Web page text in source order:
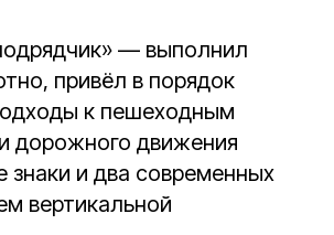
— выполнил
привёл в порядок
к пешеходным
дорожного движения
и два современных
вертикальной